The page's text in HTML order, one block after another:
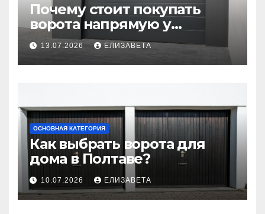
Почему стоит покупать
ворота напрямую у
производителя
13.07.2026 ЕЛИЗАВЕТА
ОСНОВНАЯ КАТЕГОРИЯ
Как выбрать ворота для
дома в Полтаве?
10.07.2026 ЕЛИЗАВЕТА